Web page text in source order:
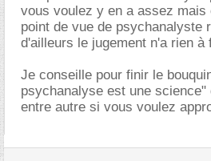
vous voulez y en a assez mais
point de vue de psychanalyste
d'ailleurs le jugement n'a rien à
Je conseille pour finir le
psychanalyse est une science"
entre autre si vous voulez